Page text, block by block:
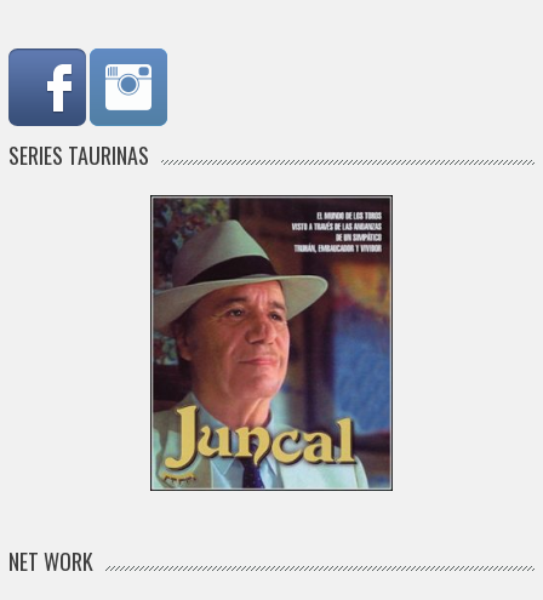
SERIES TAURINAS
NET WORK